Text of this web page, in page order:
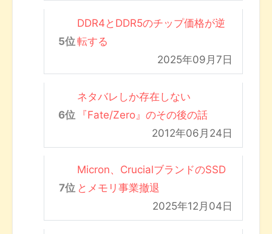
DDR4とDDR5のチップ価格が逆
転する
2025年09月7日
ネタバレしか存在しない
『Fate/Zero』のその後の話
2012年06月24日
Micron、CrucialブランドのSSD
とメモリ事業撤退
2025年12月04日